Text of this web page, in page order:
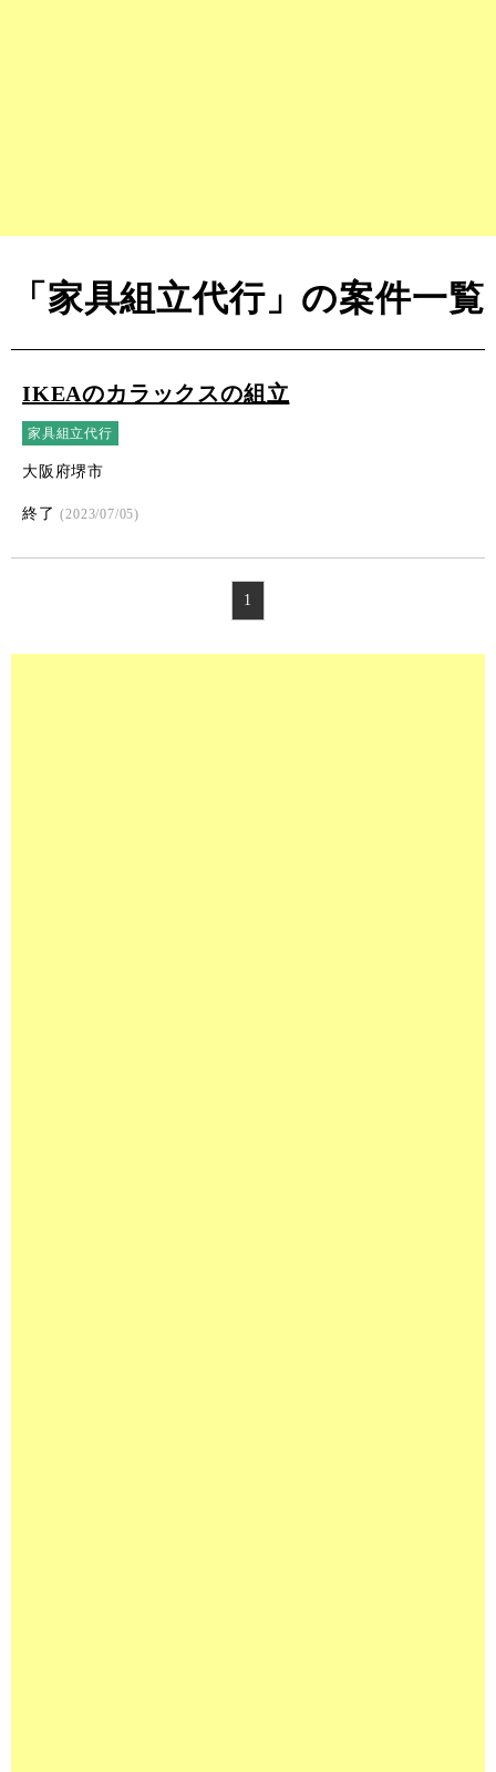
「家具組立代行」の案件一覧
IKEAのカラックスの組立
家具組立代行
大阪府堺市
終了(2023/07/05)
1